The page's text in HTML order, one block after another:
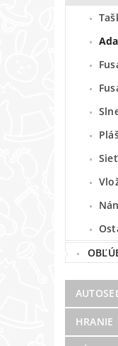
HRANIE